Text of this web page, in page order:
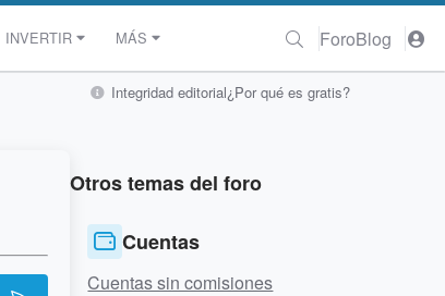
INVERTIR MÁS ForoBlog
Integridad editorial¿Por qué es gratis?
Otros temas del foro
Cuentas
Cuentas sin comisiones